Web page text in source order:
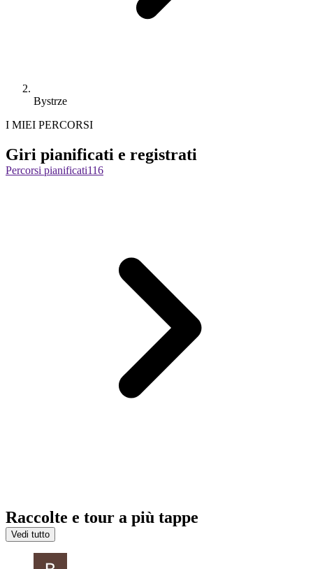
Bystrze
I MIEI PERCORSI
Giri pianificati e registrati
Percorsi pianificati116
Raccolte e tour a più tappe
Vedi tutto